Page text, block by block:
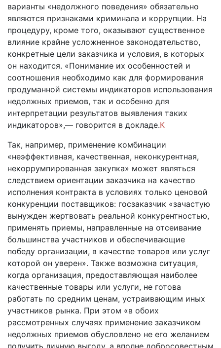
варианты «недолжного поведения» обязательно
являются признаками криминала и коррупции. На
процедуру, кроме того, оказывают существенное
влияние крайне усложненное законодательство,
конкретные цели заказчика и условия, в которых
он находится. «Понимание их особенностей и
соотношения необходимо как для формирования
продуманной системы индикаторов использования
недолжных приемов, так и особенно для
интерпретации результатов выявления таких
индикаторов»,— говорится в докладе.К
Так, например, применение комбинации
«неэффективная, качественная, неконкурентная,
некоррумпированная закупка» может являться
следствием ориентации заказчика на качество
исполнения контракта в условиях только ценовой
конкуренции поставщиков: госзаказчик «зачастую
вынужден жертвовать реальной конкурентностью,
применять приемы, направленные на отсеивание
большинства участников и обеспечивающие
победу организации, в качестве товаров или услуг
которой он уверен». Также возможна ситуация,
когда организация, предоставляющая наиболее
качественные товары или услуги, не готова
работать по средним ценам, устраивающим иных
участников рынка. При этом «в обоих
рассмотренных случаях применение заказчиком
недолжных приемов обусловлено не его желанием
получить личную выгоду, а вполне добросовестным